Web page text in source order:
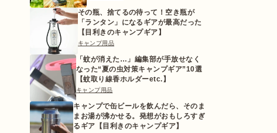
その瓶、捨てるの待って！空き瓶が
「ランタン」になるギアが最高だった
【目利きのキャンプギア】
キャンプ用品
「蚊が消えた…」編集部が手放せなく
なった“夏の虫対策キャンプギア”10選
【蚊取り線香ホルダーetc.】
キャンプ用品
キャンプで缶ビールを飲んだら、そのま
まお湯が沸かせる。発想がおもしろすぎ
るギア【目利きのキャンプギア】